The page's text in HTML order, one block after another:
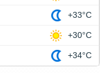
+33°C
+30°C
+34°C